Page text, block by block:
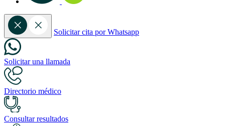
Solicitar cita por Whatsapp
Solicitar una llamada
Directorio médico
Consultar resultados